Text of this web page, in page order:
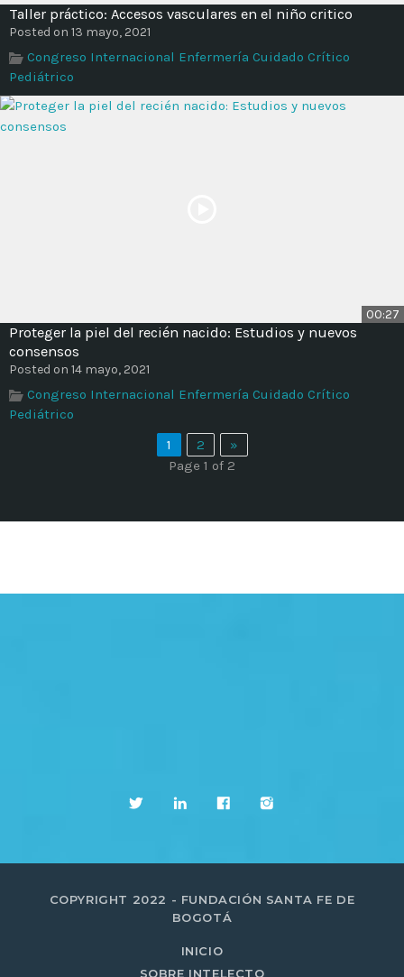
Taller práctico: Accesos vasculares en el niño critico
Posted on 13 mayo, 2021
Congreso Internacional Enfermería Cuidado Crítico
Pediátrico
00:27
Proteger la piel del recién nacido: Estudios y nuevos
consensos
Posted on 14 mayo, 2021
Congreso Internacional Enfermería Cuidado Crítico
Pediátrico
1
2
»
Page 1 of 2
COPYRIGHT 2022 - FUNDACIÓN SANTA FE DE
BOGOTÁ
INICIO
SOBRE INTELECTO